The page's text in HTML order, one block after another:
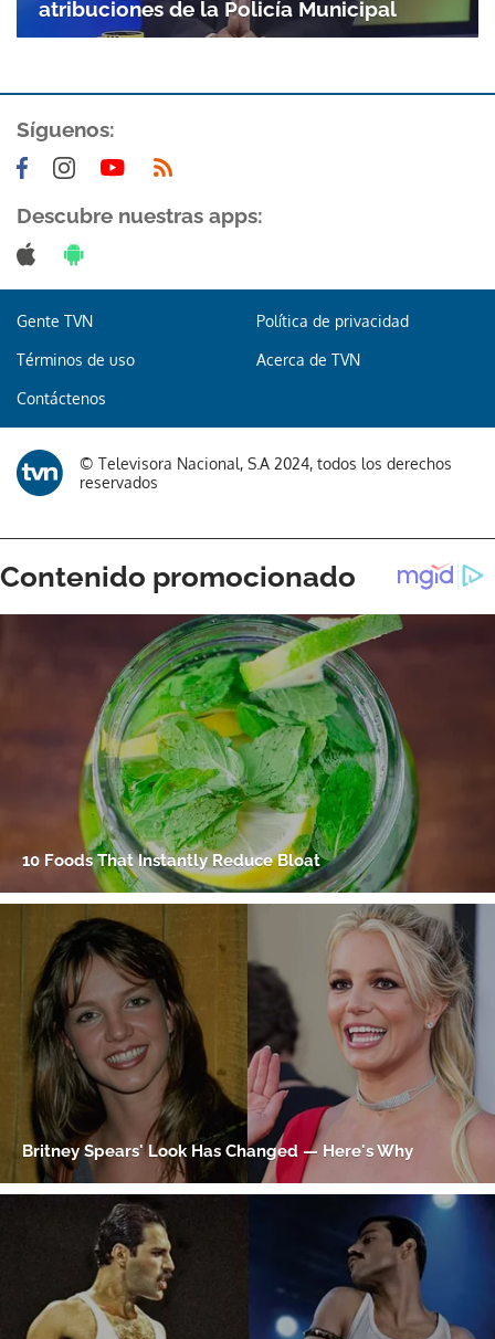
Gracias por suscribirte a nuestro boletín.
ACEPTAR
atribuciones de la Policía Municipal
Síguenos:
Descubre nuestras apps:
Gente TVN Política de privacidad
Términos de uso Acerca de TVN
Contáctenos
© Televisora Nacional, S.A 2024, todos los derechos
reservados